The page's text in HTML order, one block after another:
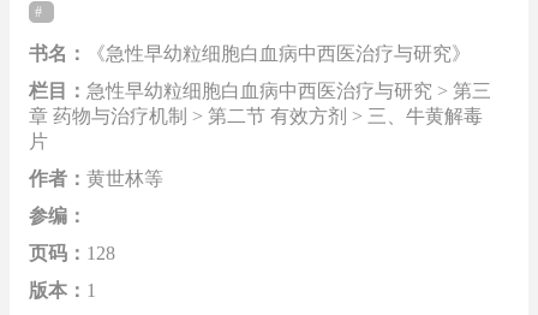
书名：
《急性早幼粒细胞白血病中西医治疗与研究》
栏目： 急性早幼粒细胞白血病中西医治疗与研究 > 第三
章 药物与治疗机制 > 第二节 有效方剂 > 三、牛黄解毒
片
作者： 黄世林等
参编：
页码： 128
版本： 1